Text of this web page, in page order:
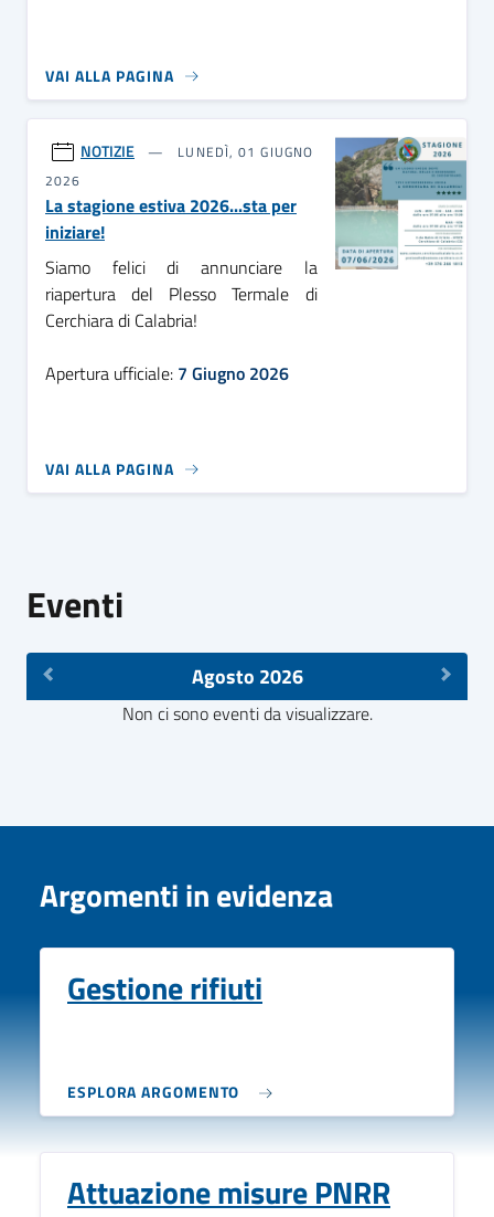
VAI ALLA PAGINA
NOTIZIE
LUNEDÌ, 01 GIUGNO
2026
La stagione estiva 2026...sta per
iniziare!
Siamo felici di annunciare la
riapertura del Plesso Termale di
Cerchiara di Calabria!
Apertura ufficiale: 7 Giugno 2026
VAI ALLA PAGINA
Eventi
Agosto 2026
Non ci sono eventi da visualizzare.
Argomenti in evidenza
Gestione rifiuti
ESPLORA ARGOMENTO
Attuazione misure PNRR